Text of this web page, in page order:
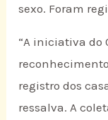
sexo. Foram
“A iniciativa do
registro dos
ressalva. A